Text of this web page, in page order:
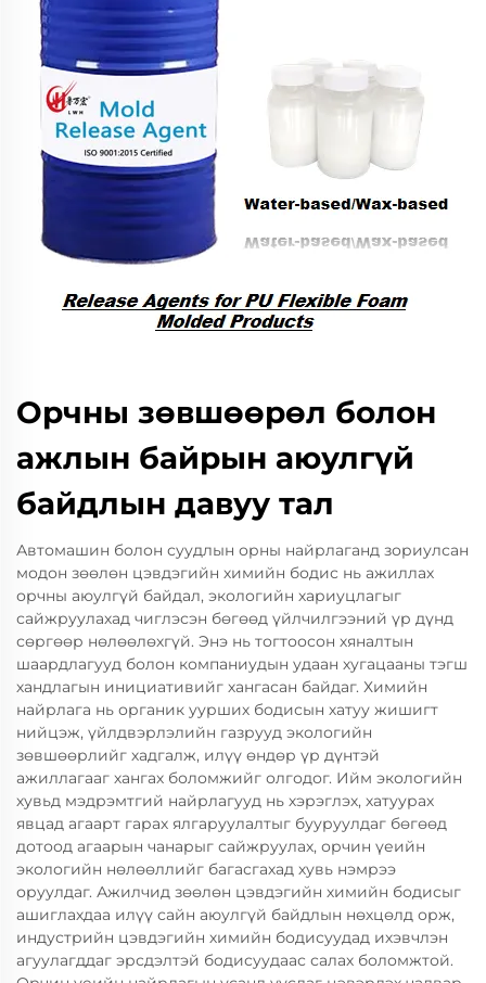
Орчны зөвшөөрөл болон
ажлын байрын аюулгүй
байдлын давуу тал
Автомашин болон суудлын орны найрлаганд зориулсан
модон зөөлөн цэвдэгийн химийн бодис нь ажиллах
орчны аюулгүй байдал, экологийн хариуцлагыг
сайжруулахад чиглэсэн бөгөөд үйлчилгээний үр дүнд
сөргөөр нөлөөлөхгүй. Энэ нь тогтоосон хяналтын
шаардлагууд болон компаниудын удаан хугацааны тэгш
хандлагын инициативийг хангасан байдаг. Химийн
найрлага нь органик уурших бодисын хатуу жишигт
нийцэж, үйлдвэрлэлийн газрууд экологийн
зөвшөөрлийг хадгалж, илүү өндөр үр дүнтэй
ажиллагааг хангах боломжийг олгодог. Ийм экологийн
хувьд мэдрэмтгий найрлагууд нь хэрэглэх, хатуурах
явцад агаарт гарах ялгаруулалтыг бууруулдаг бөгөөд
дотоод агаарын чанарыг сайжруулах, орчин үеийн
экологийн нөлөөллийг багасгахад хувь нэмрээ
оруулдаг. Ажилчид зөөлөн цэвдэгийн химийн бодисыг
ашиглахдаа илүү сайн аюулгүй байдлын нөхцөлд орж,
индустрийн цэвдэгийн химийн бодисуудад ихэвчлэн
агуулагддаг эрсдэлтэй бодисуудаас салах боломжтой.